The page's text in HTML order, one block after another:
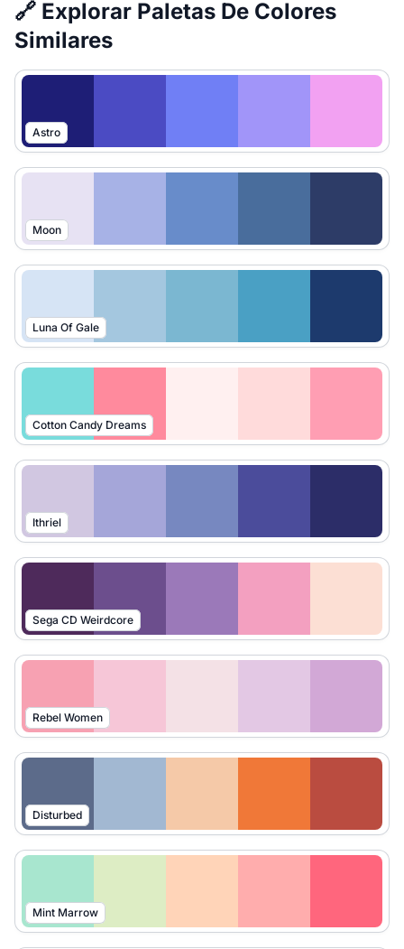
🔗 Explorar Paletas De Colores
Similares
Astro
Moon
Luna Of Gale
Cotton Candy Dreams
Ithriel
Sega CD Weirdcore
Rebel Women
Disturbed
Mint Marrow